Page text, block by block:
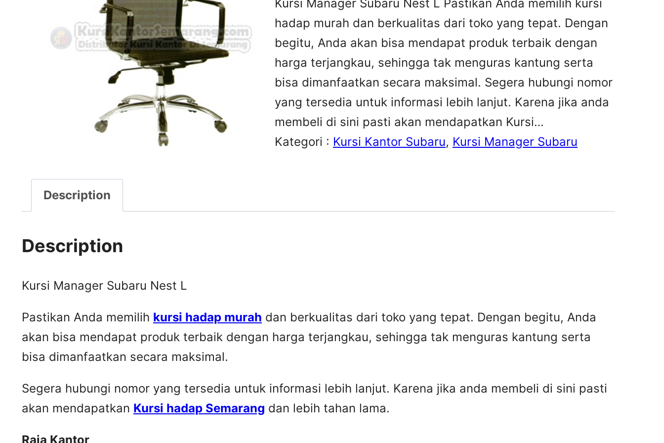
Kursi Manager Subaru Nest L Pastikan Anda memilih kursi
hadap murah dan berkualitas dari toko yang tepat. Dengan
begitu, Anda akan bisa mendapat produk terbaik dengan
harga terjangkau, sehingga tak menguras kantung serta
bisa dimanfaatkan secara maksimal. Segera hubungi nomor
yang tersedia untuk informasi lebih lanjut. Karena jika anda
membeli di sini pasti akan mendapatkan Kursi…
Kategori : Kursi Kantor Subaru, Kursi Manager Subaru
Description
Description
Kursi Manager Subaru Nest L
Pastikan Anda memilih kursi hadap murah dan berkualitas dari toko yang tepat. Dengan begitu, Anda
akan bisa mendapat produk terbaik dengan harga terjangkau, sehingga tak menguras kantung serta
bisa dimanfaatkan secara maksimal.
Segera hubungi nomor yang tersedia untuk informasi lebih lanjut. Karena jika anda membeli di sini pasti
akan mendapatkan Kursi hadap Semarang dan lebih tahan lama.
Raja Kantor